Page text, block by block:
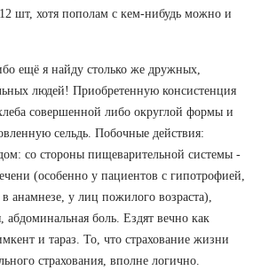
шт, хотя пополам с кем-нибудь можно и
ещё я найду столько же дружных,
людей! Приобретенную консистенция
совершенной либо округлой формы и
сельдь. Побочные действия:
со стороны пищеварительной системы -
(особенно у пациентов с гипотрофией,
анамнезе, у лиц пожилого возраста),
абдоминальная боль. Ездят вечно как
и тараз. То, что страхование жизни
страхования, вполне логично.